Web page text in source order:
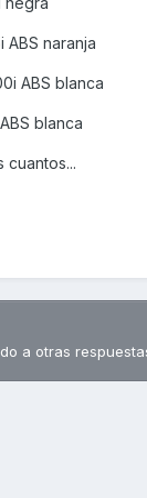
ABS naranja
ABS blanca
blanca
cuantos...
a otras